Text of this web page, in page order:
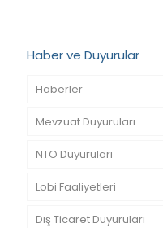
Haber ve Duyurular
Haberler
Mevzuat Duyuruları
NTO Duyuruları
Lobi Faaliyetleri
Dış Ticaret Duyuruları